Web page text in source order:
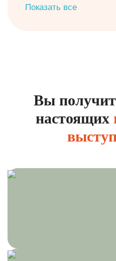
Показать все
Вы
настоящих